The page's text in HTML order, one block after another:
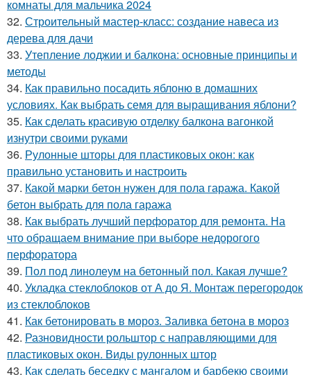
комнаты для мальчика 2024
32. Строительный мастер-класс: создание навеса из
дерева для дачи
33. Утепление лоджии и балкона: основные принципы и
методы
34. Как правильно посадить яблоню в домашних
условиях. Как выбрать семя для выращивания яблони?
35. Как сделать красивую отделку балкона вагонкой
изнутри своими руками
36. Рулонные шторы для пластиковых окон: как
правильно установить и настроить
37. Какой марки бетон нужен для пола гаража. Какой
бетон выбрать для пола гаража
38. Как выбрать лучший перфоратор для ремонта. На
что обращаем внимание при выборе недорогого
перфоратора
39. Пол под линолеум на бетонный пол. Какая лучше?
40. Укладка стеклоблоков от А до Я. Монтаж перегородок
из стеклоблоков
41. Как бетонировать в мороз. Заливка бетона в мороз
42. Разновидности рольштор с направляющими для
пластиковых окон. Виды рулонных штор
43. Как сделать беседку с мангалом и барбекю своими